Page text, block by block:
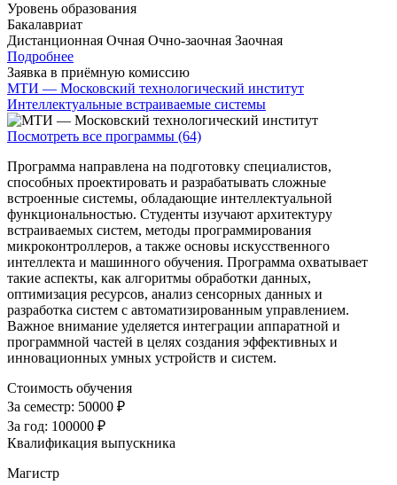
Уровень образования
Бакалавриат
Дистанционная Очная Очно-заочная Заочная
Подробнее
Заявка в приёмную комиссию
МТИ — Московский технологический институт
Интеллектуальные встраиваемые системы
Посмотреть все программы (64)
Программа направлена на подготовку специалистов,
способных проектировать и разрабатывать сложные
встроенные системы, обладающие интеллектуальной
функциональностью. Студенты изучают архитектуру
встраиваемых систем, методы программирования
микроконтроллеров, а также основы искусственного
интеллекта и машинного обучения. Программа охватывает
такие аспекты, как алгоритмы обработки данных,
оптимизация ресурсов, анализ сенсорных данных и
разработка систем с автоматизированным управлением.
Важное внимание уделяется интеграции аппаратной и
программной частей в целях создания эффективных и
инновационных умных устройств и систем.
Стоимость обучения
За семестр: 50000 ₽
За год: 100000 ₽
Квалификация выпускника
Магистр